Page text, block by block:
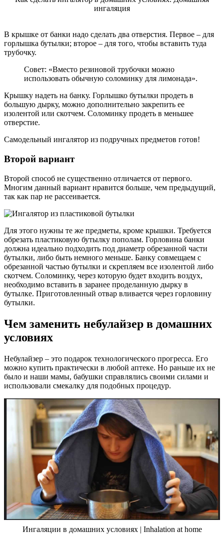
ингаляция
В крышке от банки надо сделать два отверстия. Первое – для
горлышка бутылки; второе – для того, чтобы вставить туда
трубочку.
Совет: «Вместо резиновой трубочки можно
использовать обычную соломинку для лимонада».
Крышку надеть на банку. Горлышко бутылки продеть в
большую дырку, можно дополнительно закрепить ее
изолентой или скотчем. Соломинку продеть в меньшее
отверстие.
Самодельный ингалятор из подручных предметов готов!
Второй вариант
Второй способ не существенно отличается от первого.
Многим данный вариант нравится больше, чем предыдущий,
так как пар не рассеивается.
Для этого нужны те же предметы, кроме крышки. Требуется
обрезать пластиковую бутылку пополам. Горловина банки
должна идеально подходить под диаметр обрезанной части
бутылки, либо быть немного меньше. Банку совмещаем с
обрезанной частью бутылки и скрепляем все изолентой либо
скотчем. Соломинку, через которую будет входить воздух,
необходимо вставить в заранее проделанную дырку в
бутылке. Приготовленный отвар вливается через горловину
бутылки.
Чем заменить небулайзер в домашних
условиях
Небулайзер – это подарок технологического прогресса. Его
можно купить практически в любой аптеке. Но раньше их не
было и наши мамы, бабушки справлялись своими силами и
использовали смекалку для подобных процедур.
Ингаляции в домашних условиях | Inhalation at home